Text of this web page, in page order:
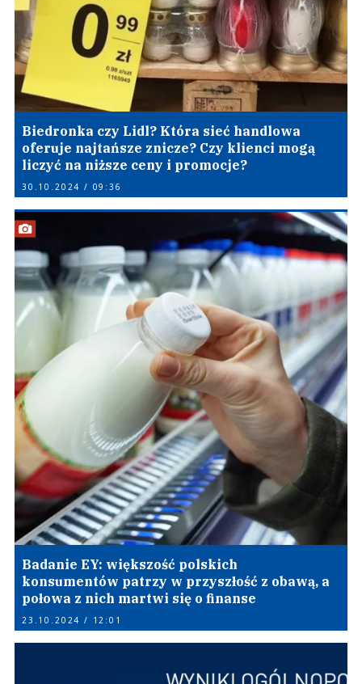
Biedronka czy Lidl? Która sieć handlowa
oferuje najtańsze znicze? Czy klienci mogą
liczyć na niższe ceny i promocje?
30.10.2024 / 09:36
Badanie EY: większość polskich
konsumentów patrzy w przyszłość z obawą, a
połowa z nich martwi się o finanse
23.10.2024 / 12:01